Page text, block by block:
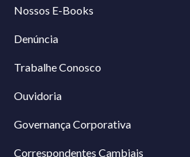
Nossos E-Books
Denúncia
Trabalhe Conosco
Ouvidoria
Governança Corporativa
Correspondentes Cambiais